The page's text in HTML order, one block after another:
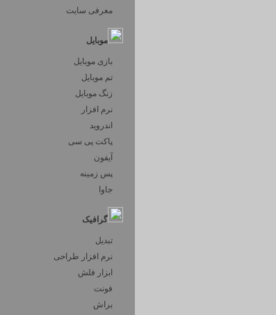
معرفی سایت
موبایل
بازی موبایل
تم موبایل
زنگ موبایل
نرم افزار
اندروید
پاکت پی سی
آیفون
پس زمینه
جاوا
گرافیک
تبدیل
نرم افزار طراحی
ابزار فلش
فونت
براش